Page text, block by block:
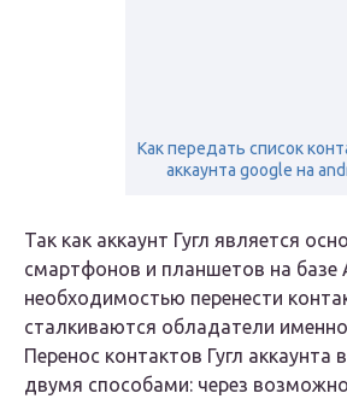
Как передать список
аккаунта google на
Так как аккаунт Гугл является
смартфонов и планшетов на базе
необходимостью перенести
сталкиваются обладатели
Перенос контактов Гугл аккаунта
двумя способами: через